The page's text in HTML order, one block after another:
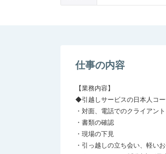
仕事の内容
【業務内容】
◆引越しサービスの日本人コ
・対面、電話でのクライアン
・書類の確認
・現場の下見
・引っ越しの立ち会い、軽い